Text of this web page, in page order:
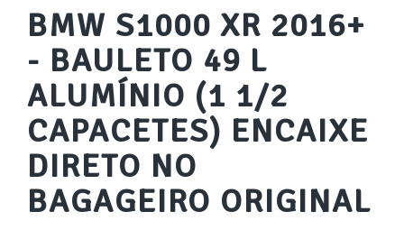
BMW S1000 XR 2016+
- BAULETO 49 L
ALUMÍNIO (1 1/2
CAPACETES) ENCAIXE
DIRETO NO
BAGAGEIRO ORIGINAL